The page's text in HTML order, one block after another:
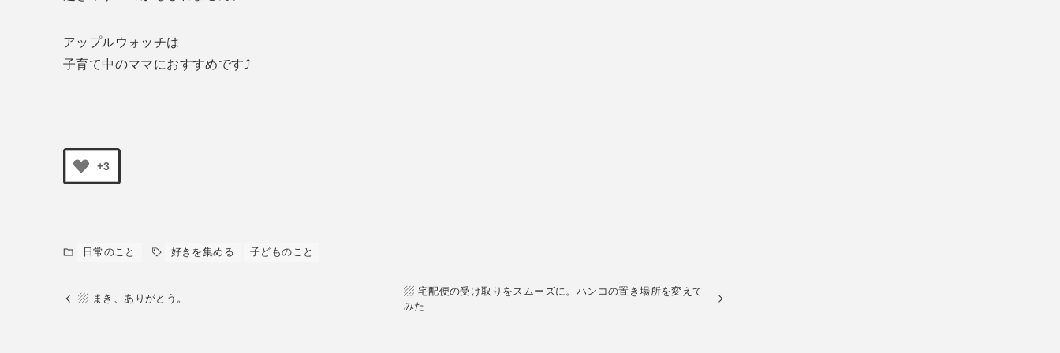
アップルウォッチは
子育て中のママにおすすめです⤴︎
+3
日常のこと 好きを集める 子どものこと
▨ まき、ありがとう。
▨ 宅配便の受け取りをスムーズに。ハンコの置き場所を変えて
みた